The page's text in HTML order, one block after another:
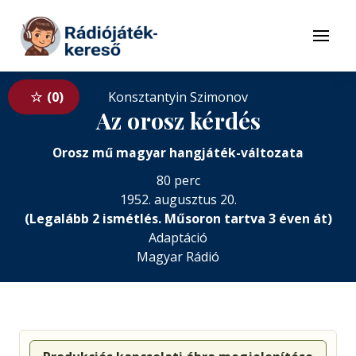
Tovább a tartalomhoz
Menü
0 Konsztantyin Szimonov
Az orosz kérdés
Orosz mű magyar hangjáték-változata
80 perc
1952. augusztus 20.
(Legalább 2 ismétlés. Műsoron tartva 3 éven át)
Adaptáció
Magyar Rádió